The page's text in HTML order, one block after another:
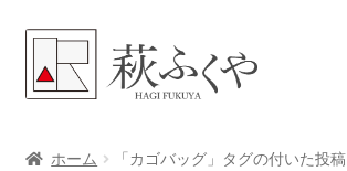
ナ
ビ
ゲ
シ
コ
ン
テ
ツ ホーム 「カゴバッグ」タグの付いた投稿